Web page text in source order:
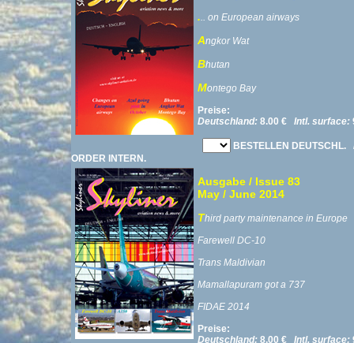
... on European airways
Angkor Wat
Bhutan
Montego Bay
Preise:
Deutschland: 8.00 € Intl. surface:
BESTELLEN DEUTSCHL.
ORDER INTERN.
Ausgabe / Issue 83
May / June 2014
Third party maintenance in Europe
Farewell DC-10
Trans Maldivian
Mamallapuram got a 737
FIDAE 2014
Preise:
Deutschland: 8.00 € Intl. surface: